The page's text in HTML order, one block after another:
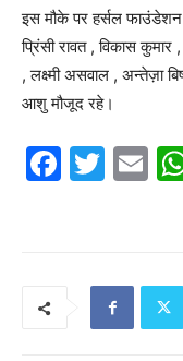
इस मौके पर हर्सल फाउंडेशन
प्रिंसी रावत , विकास
, लक्ष्मी असवाल , अन्तेज़ा
आशु मौजूद रहे।
F
T
E